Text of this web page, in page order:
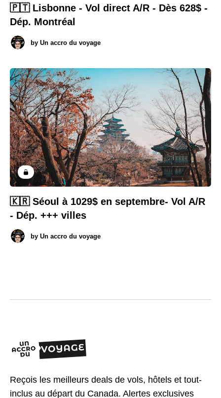
🇵🇹 Lisbonne - Vol direct A/R - Dès 628$ -
Dép. Montréal
by Un accro du voyage
🇰🇷 Séoul à 1029$ en septembre- Vol A/R
- Dép. +++ villes
by Un accro du voyage
Reçois les meilleurs deals de vols, hôtels et tout-
inclus au départ du Canada. Alertes exclusives